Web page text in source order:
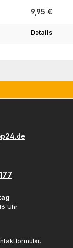
Regulärer
9,95 €
Details
Uhr
.